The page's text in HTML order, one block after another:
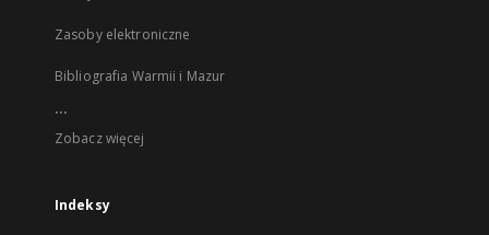
Zasoby elektroniczne
Bibliografia Warmii i Mazur
...
Zobacz więcej
Indeksy